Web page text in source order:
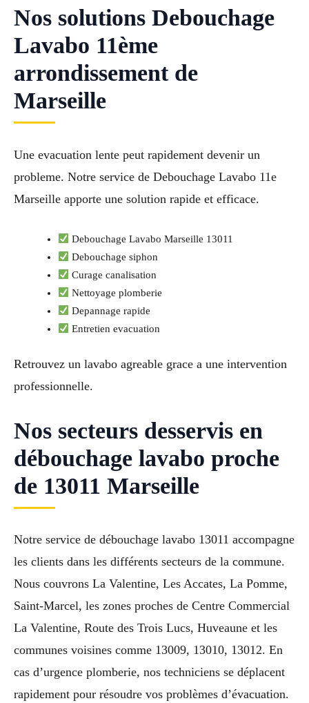
Nos solutions Debouchage
Lavabo 11ème
arrondissement de
Marseille
Une evacuation lente peut rapidement devenir un
probleme. Notre service de Debouchage Lavabo 11e
Marseille apporte une solution rapide et efficace.
Debouchage Lavabo Marseille 13011
Debouchage siphon
Curage canalisation
Nettoyage plomberie
Depannage rapide
Entretien evacuation
Retrouvez un lavabo agreable grace a une intervention
professionnelle.
Nos secteurs desservis en
débouchage lavabo proche
de 13011 Marseille
Notre service de débouchage lavabo 13011 accompagne
les clients dans les différents secteurs de la commune.
Nous couvrons La Valentine, Les Accates, La Pomme,
Saint-Marcel, les zones proches de Centre Commercial
La Valentine, Route des Trois Lucs, Huveaune et les
communes voisines comme 13009, 13010, 13012. En
cas d’urgence plomberie, nos techniciens se déplacent
rapidement pour résoudre vos problèmes d’évacuation.